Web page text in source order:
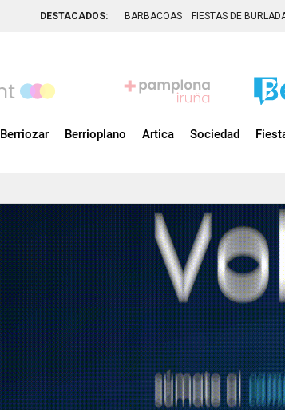
DESTACADOS: BARBACOAS FIESTAS DE
Berriozar Berrioplano Artica Sociedad